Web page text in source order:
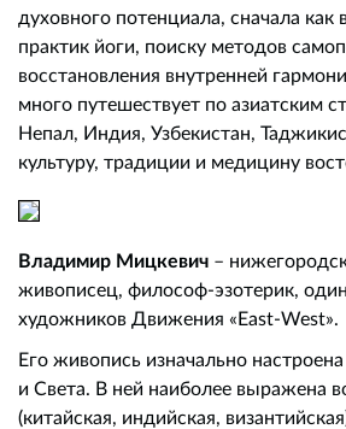
духовного потенциала, сначала как
практик йоги, поиску методов
восстановления внутренней
много путешествует по азиатским
Непал, Индия, Узбекистан,
культуру, традиции и медицину
Владимир Мицкевич –
живописец, философ-эзотерик,
художников Движения «East-West».
Его живопись изначально
и Света. В ней наиболее выражена
(китайская, индийская,